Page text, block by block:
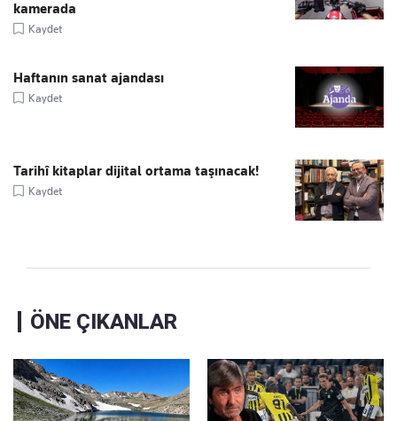
kamerada
Kaydet
Haftanın sanat ajandası
Kaydet
Tarihî kitaplar dijital ortama taşınacak!
Kaydet
ÖNE ÇIKANLAR